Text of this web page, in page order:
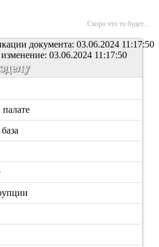
Скоро что то будет...
документа: 03.06.2024 11:17:50
03.06.2024 11:17:50